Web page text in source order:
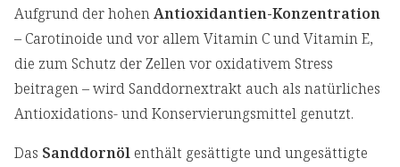
Aufgrund der hohenAntioxidantien-Konzentration
– Carotinoide und vor allem Vitamin C und Vitamin E,
die zum Schutz der Zellen vor oxidativem Stress
beitragen – wird Sanddornextrakt auch als natürliches
Antioxidations- und Konservierungsmittel genutzt.
Das Sanddornöl enthält gesättigte und ungesättigte